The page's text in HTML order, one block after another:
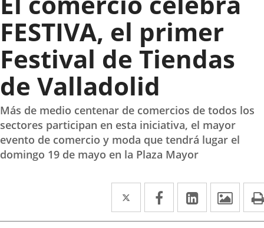
FESTIVA, el primer
Festival de Tiendas
de Valladolid
Más de medio centenar de comercios de todos los
sectores participan en esta iniciativa, el mayor
evento de comercio y moda que tendrá lugar el
domingo 19 de mayo en la Plaza Mayor
Twitter
Enlace
a
Facebook
Enlace
a
Linkedin
Enlace
a